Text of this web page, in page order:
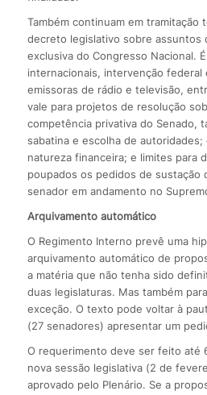
Também continuam em tramitação
decreto legislativo sobre assuntos
exclusiva do Congresso Nacional.
internacionais, intervenção federal
emissoras de rádio e televisão,
vale para projetos de resolução
competência privativa do Senado,
sabatina e escolha de
natureza financeira; e limites para
poupados os pedidos de sustação
senador em andamento no
Arquivamento automático
O Regimento Interno prevê uma
arquivamento automático de
a matéria que não tenha sido
duas legislaturas. Mas também
exceção. O texto pode voltar à
(27 senadores) apresentar um
O requerimento deve ser feito até
nova sessão legislativa (2 de
aprovado pelo Plenário. Se a